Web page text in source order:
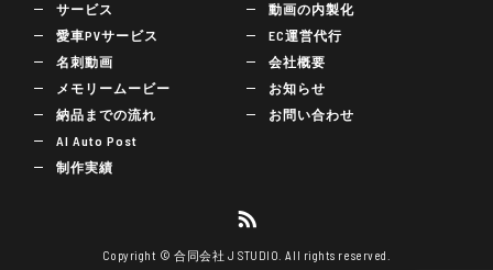
サービス
愛車PVサービス
名刺動画
メモリームービー
納品までの流れ
AI Auto Post
制作実績
動画の内製化
EC運営代行
会社概要
お知らせ
お問い合わせ
Copyright © 合同会社 J STUDIO. All rights reserved.